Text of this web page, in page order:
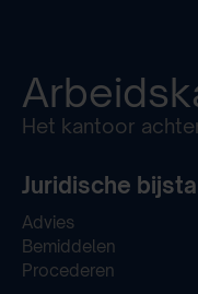
Het kantoor
Juridische
Advies
Bemiddelen
Procederen